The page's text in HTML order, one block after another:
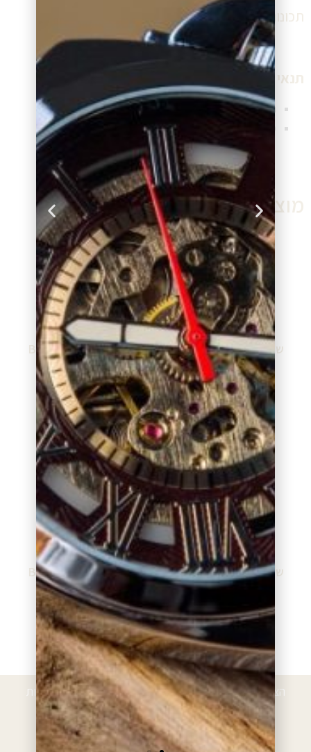
תכונות נוספות:
תנאי תשלום ומשלוח שעון:
תנאי תשלום גמישים (תשלומים ללא ריבית)
משלוח שעון מהיר לכל יעד בישראל
מוצרים דומים
שעון מותג בוס BOSS
BO1513808
₪799.00
הוספה לסל
שעון מותג בוס BOSS
BO1513787
₪799.00
הוספה לסל
שעון מותג בוס BOSS
BO1513603
₪799.00
הוספה לסל
שעון מותג בוס BOSS
BO1513280
₪799.00
הוספה לסל
הצטרפו לרשימת הלקוחות המועדפים וקבלו הטבות, הנחות
ועדכונים
*עם ההרשמה אתם מאשרים לקבל חומרים פרסומיים מאיתנו